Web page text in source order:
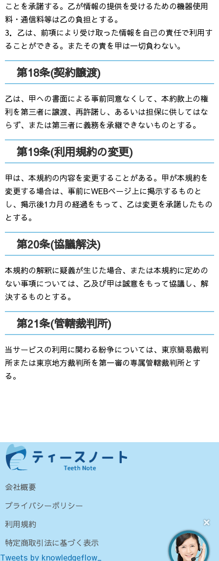
ことを承諾する。乙が情報の提供を受けるための機器使用
料・通信料等は乙の負担とする。
3．乙は、前項により受け取った情報を自己の責任で利用す
ることができる。またその責を甲は一切負わない。
第18条(契約譲渡)
乙は、甲への書面による事前同意なくして、本約款上の権
利を第三者に譲渡、再許諾し、あるいは担保に供してはな
らず、または第三者に義務を承継できないものとする。
第19条(利用規約の変更)
甲は、本規約の内容を変更することがある。甲が本規約を
変更する場合は、事前にWEBページ上に掲示するものと
し、掲示後1カ月の経過をもって、乙は変更を承諾したもの
とする。
第20条(協議解決)
本規約の解釈に疑義が生じた場合、または本規約に定めの
ない事項については、乙及び甲は誠意をもって協議し、解
決するものとする。
第21条(管轄裁判所)
当サービスの利用に関わる紛争については、東京簡易裁判
所または東京地方裁判所を第一審の専属管轄裁判所とす
る。
会社概要
プライバシーポリシー
利用規約
特定商取引法に基づく表示
Tweets by knowledgeflow_
×